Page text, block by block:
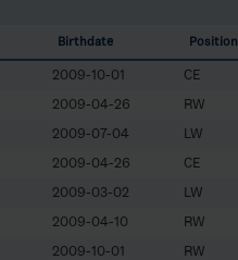
Birthdate Position
2009-10-01 CE
2009-04-26 RW
2009-07-04 LW
2009-04-26 CE
2009-03-02 LW
2009-04-10 RW
2009-10-01 RW